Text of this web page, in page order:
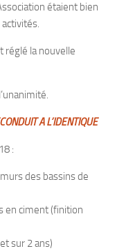
étaient bien
réglé la nouvelle
A L’IDENTIQUE
:
des bassins de
en ciment (finition
sur 2 ans)